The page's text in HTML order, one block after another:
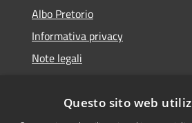
Albo Pretorio
Informativa privacy
Note legali
Questo sito web